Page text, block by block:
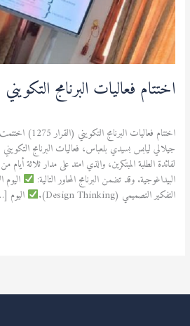
اختتام فعاليات البرنامج التكويني
اختتام فعاليات
لفائدة الطلبة المبتكرين، والذي امتد على مدار ثلاثة أيام
البيداغوجية. وقد تضمن البرنامج المحاور التالية:
التفكير التصميمي (Design Thinking).
اليوم